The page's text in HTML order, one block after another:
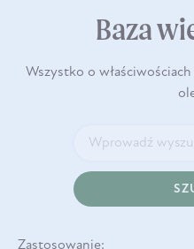
Baza
Wszystko o
Zastosowanie: